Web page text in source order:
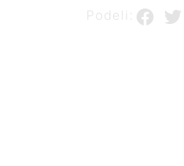
Podeli: